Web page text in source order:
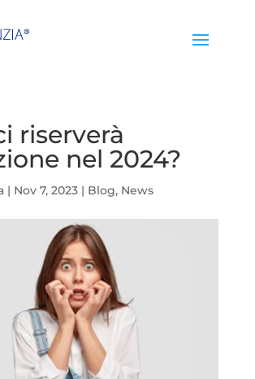
riserverà
nel 2024?
| Nov 7, 2023| Blog, News